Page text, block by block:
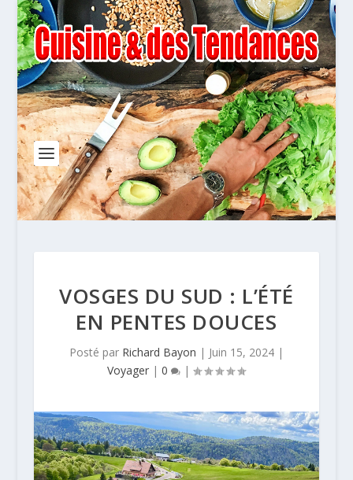
VOSGES DU SUD : L’ÉTÉ
EN PENTES DOUCES
Posté par Richard Bayon | Juin 15, 2024|
Voyager |0 |